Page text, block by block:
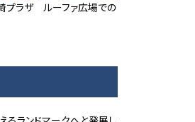
プラザ ルーファ広場での